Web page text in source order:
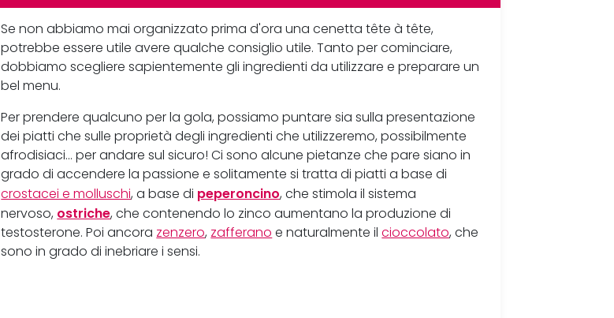
Se non abbiamo mai organizzato prima d'ora una cenetta tête à tête,
potrebbe essere utile avere qualche consiglio utile. Tanto per cominciare,
dobbiamo scegliere sapientemente gli ingredienti da utilizzare e preparare un
bel menu.
Per prendere qualcuno per la gola, possiamo puntare sia sulla presentazione
dei piatti che sulle proprietà degli ingredienti che utilizzeremo, possibilmente
afrodisiaci... per andare sul sicuro! Ci sono alcune pietanze che pare siano in
grado di accendere la passione e solitamente si tratta di piatti a base di
crostacei e molluschi, a base di peperoncino, che stimola il sistema
nervoso, ostriche, che contenendo lo zinco aumentano la produzione di
testosterone. Poi ancora zenzero, zafferano e naturalmente ilcioccolato, che
sono in grado di inebriare i sensi.